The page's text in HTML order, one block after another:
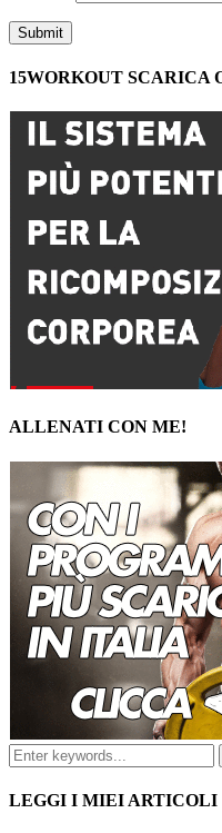
15WORKOUT SCARICA
ALLENATI CON ME!
LEGGI I MIEI ARTICOLI